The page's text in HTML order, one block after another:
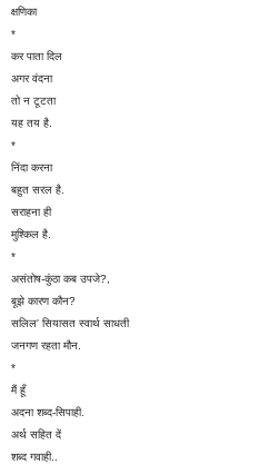
क्षणिका
*
कर पाता दिल
अगर वंदना
तो न टूटता
यह तय है.
*
निंदा करना
बहुत सरल है.
सराहना ही
मुश्किल है.
*
असंतोष-कुंठा कब उपजे?,
बूझे कारण कौन?
सलिल' सियासत स्वार्थ साधती
जनगण रहता मौन.
*
मैं हूँ
अदना शब्द-सिपाही.
अर्थ सहित दें
शब्द गवाही..